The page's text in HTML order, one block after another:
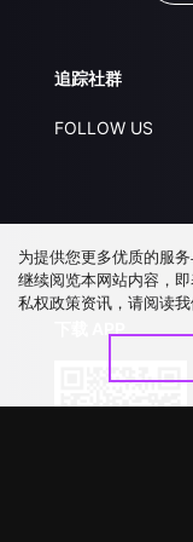
追踪社群
FOLLOW US
为提供您更多优质的服
继续阅览本网站内容，
私权政策资讯，请阅读我